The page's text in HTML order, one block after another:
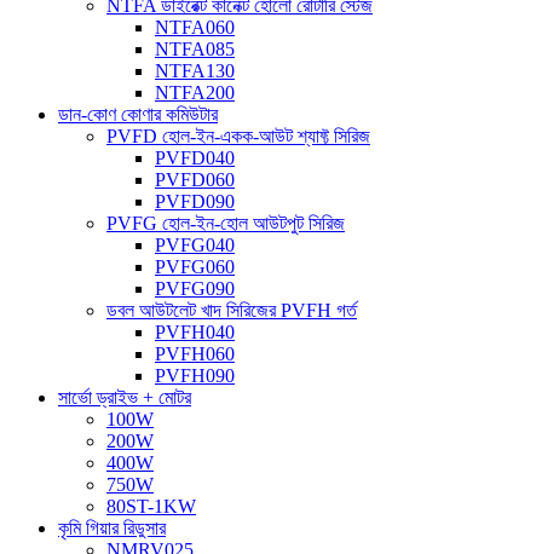
NTFA ডাইরেক্ট কানেক্ট হোলো রোটারি স্টেজ
NTFA060
NTFA085
NTFA130
NTFA200
ডান-কোণ কোণার কমিউটার
PVFD হোল-ইন-একক-আউট শ্যাফ্ট সিরিজ
PVFD040
PVFD060
PVFD090
PVFG হোল-ইন-হোল আউটপুট সিরিজ
PVFG040
PVFG060
PVFG090
ডবল আউটলেট খাদ সিরিজের PVFH গর্ত
PVFH040
PVFH060
PVFH090
সার্ভো ড্রাইভ + মোটর
100W
200W
400W
750W
80ST-1KW
কৃমি গিয়ার রিডুসার
NMRV025